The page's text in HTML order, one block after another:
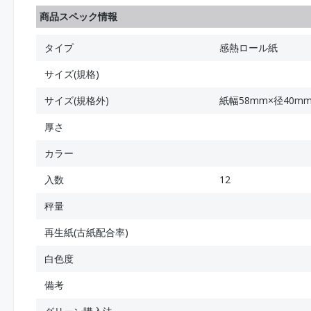
商品スペック情報
タイプ
感熱ロール紙
サイズ(規格)
サイズ(規格外)
紙幅58mm×径
厚さ
カラー
入数
12
秤量
再生紙(古紙配合率)
白色度
備考